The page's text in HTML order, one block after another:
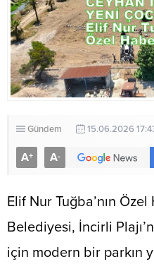
Gündem 15.06.2026
A+ A-
Elif Nur Tuğba’nın
Belediyesi, İncirli
için modern bir parkın